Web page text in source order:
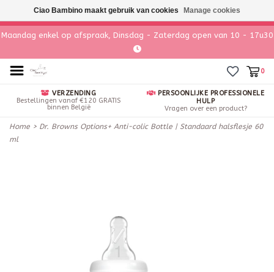
Maandag enkel op afspraak, Dinsdag - Zaterdag open van 10 - 17u30
0
VERZENDING
Bestellingen vanaf €120 GRATIS
binnen België
PERSOONLIJKE PROFESSIONELE
HULP
Vragen over een product?
Home > Dr. Browns Options+ Anti-colic Bottle | Standaard halsflesje 60
ml
Ciao Bambino maakt gebruik van cookies Manage cookies